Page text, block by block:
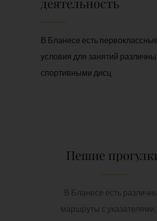
В Бланесе есть
условия для занятий
спортивными дисц
Пешие
В Бланесе есть
маршруты с